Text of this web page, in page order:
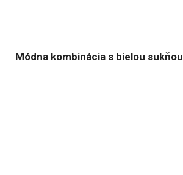
Módna kombinácia s bielou sukňou